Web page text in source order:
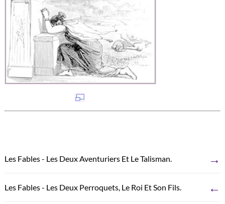
Les Fables - Les Deux Aventuriers Et Le Talisman. →
Les Fables - Les Deux Perroquets, Le Roi Et Son Fils. ←